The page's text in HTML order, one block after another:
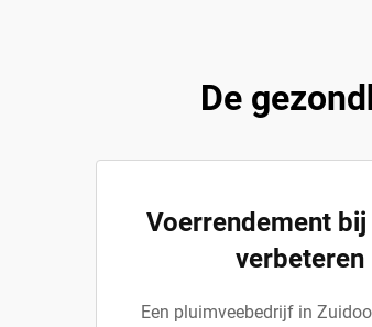
De
Voerrendement
verbeteren
Een pluimveebedrijf in